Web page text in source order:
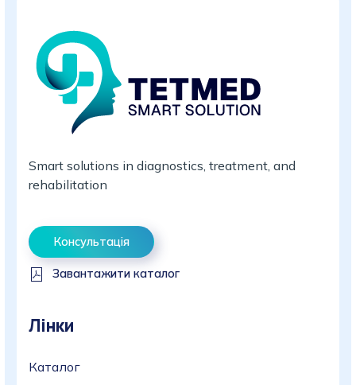
Smart solutions in diagnostics, treatment, and
rehabilitation
Консультація
Завантажити каталог
Лінки
Каталог